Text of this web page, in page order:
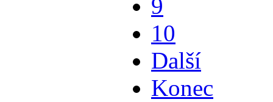
9
10
Další
Konec